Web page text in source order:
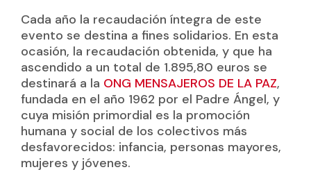
Cada año la recaudación íntegra de este
evento se destina a fines solidarios. En esta
ocasión, la recaudación obtenida, y que ha
ascendido a un total de 1.895,80 euros se
destinará a la ONG MENSAJEROS DE LA PAZ,
fundada en el año 1962 por el Padre Ángel, y
cuya misión primordial es la promoción
humana y social de los colectivos más
desfavorecidos: infancia, personas mayores,
mujeres y jóvenes.